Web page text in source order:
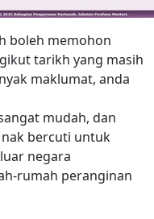
boleh memohon
tarikh yang masih
maklumat, anda
mudah, dan
bercuti untuk
negara
rumah peranginan